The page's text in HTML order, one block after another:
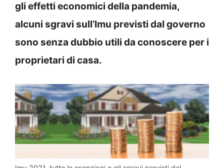
gli effetti economici della pandemia,
alcuni sgravi sull’Imu previsti dal governo
sono senza dubbio utili da conoscere per i
proprietari di casa.